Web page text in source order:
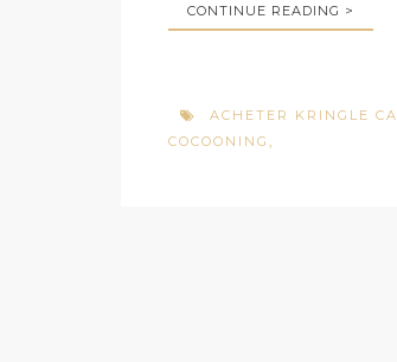
CONTINUE READING >
ACHETER KRINGLE
COCOONING ,